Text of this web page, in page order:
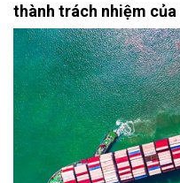
thành trách nhiệm